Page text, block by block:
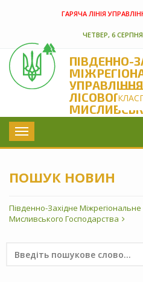
ГАРЯЧА ЛІНІЯ
ЧЕТВЕР, 6 СЕРПНЯ
ПІВДЕННО-
УПРАВЛІННЯ
ЛІСОВОГОКЛАС
Toggle
navigation
ПОШУК НОВИН
Південно-Західне
Мисливського Господарства